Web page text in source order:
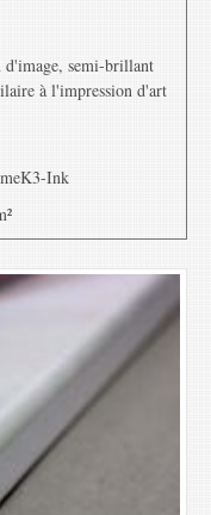
d'image, semi-brillant
à l'impression d'art
Ink